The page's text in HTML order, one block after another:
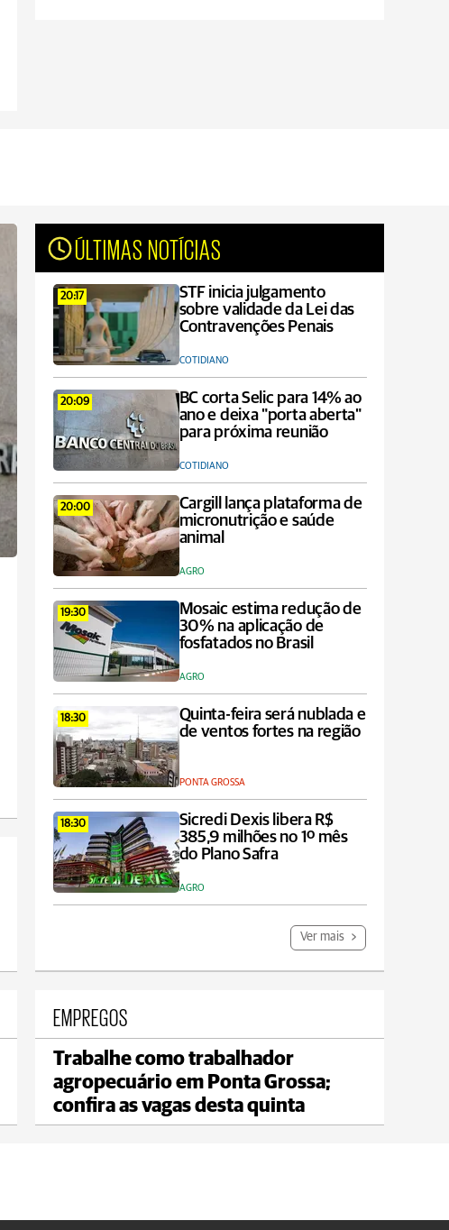
ÚLTIMAS NOTÍCIAS
20:17
STF inicia julgamento
sobre validade da Lei das
Contravenções Penais
COTIDIANO
20:09
BC corta Selic para 14% ao
ano e deixa "porta aberta"
para próxima reunião
COTIDIANO
20:00
Cargill lança plataforma de
micronutrição e saúde
animal
AGRO
19:30
Mosaic estima redução de
30% na aplicação de
fosfatados no Brasil
AGRO
18:30
Quinta-feira será nublada e
de ventos fortes na região
PONTA GROSSA
18:30
Sicredi Dexis libera R$
385,9 milhões no 1º mês
do Plano Safra
AGRO
Ver mais
Jaguariaíva
max 21°C min 20°C
EMPREGOS
Trabalhe como trabalhador
agropecuário em Ponta Grossa;
confira as vagas desta quinta